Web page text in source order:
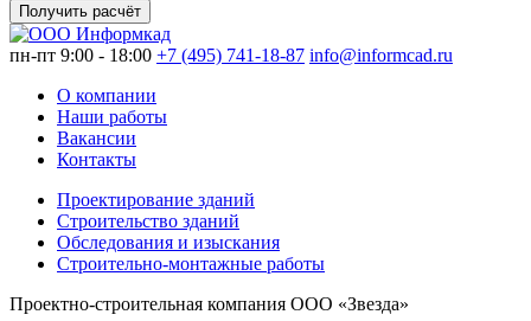
Получить расчёт
пн-пт 9:00 - 18:00 +7 (495) 741-18-87 info@informcad.ru
О компании
Наши работы
Вакансии
Контакты
Проектирование зданий
Строительство зданий
Обследования и изыскания
Строительно-монтажные работы
Проектно-строительная компания ООО «Звезда»